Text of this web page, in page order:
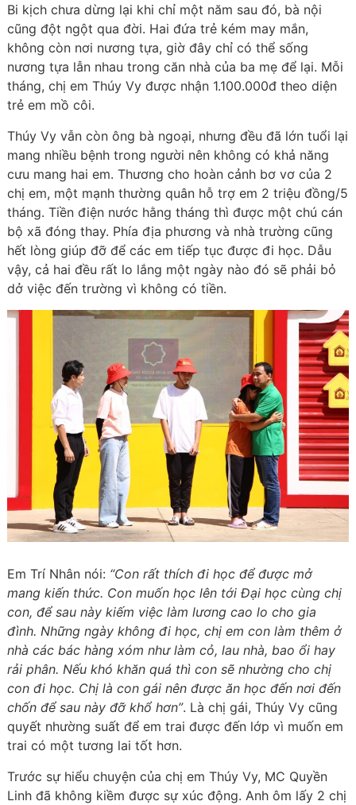
Bi kịch chưa dừng lại khi chỉ một năm sau đó, bà nội
cũng đột ngột qua đời. Hai đứa trẻ kém may mắn,
không còn nơi nương tựa, giờ đây chỉ có thể sống
nương tựa lẫn nhau trong căn nhà của ba mẹ để lại. Mỗi
tháng, chị em Thúy Vy được nhận 1.100.000đ theo diện
trẻ em mồ côi.
Thúy Vy vẫn còn ông bà ngoại, nhưng đều đã lớn tuổi lại
mang nhiều bệnh trong người nên không có khả năng
cưu mang hai em. Thương cho hoàn cảnh bơ vơ của 2
chị em, một mạnh thường quân hỗ trợ em 2 triệu đồng/5
tháng. Tiền điện nước hằng tháng thì được một chú cán
bộ xã đóng thay. Phía địa phương và nhà trường cũng
hết lòng giúp đỡ để các em tiếp tục được đi học. Dẫu
vậy, cả hai đều rất lo lắng một ngày nào đó sẽ phải bỏ
dở việc đến trường vì không có tiền.
Em Trí Nhân nói: “Con rất thích đi học để được mở
mang kiến thức. Con muốn học lên tới Đại học cùng chị
con, để sau này kiếm việc làm lương cao lo cho gia
đình. Những ngày không đi học, chị em con làm thêm ở
nhà các bác hàng xóm như làm cỏ, lau nhà, bao ổi hay
rải phân. Nếu khó khăn quá thì con sẽ nhường cho chị
con đi học. Chị là con gái nên được ăn học đến nơi đến
chốn để sau này đỡ khổ hơn”. Là chị gái, Thúy Vy cũng
quyết nhường suất để em trai được đến lớp vì muốn em
trai có một tương lai tốt hơn.
Trước sự hiểu chuyện của chị em Thúy Vy, MC Quyền
Linh đã không kiềm được sự xúc động. Anh ôm lấy 2 chị